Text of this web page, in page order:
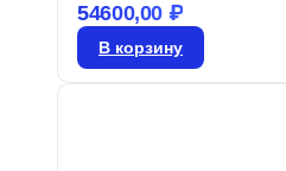
полосовые
54600,00 ₽
В корзину